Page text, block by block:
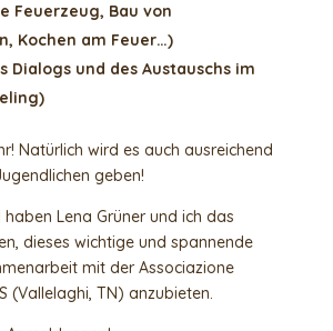
Feuerzeug, Bau von
Kochen am Feuer…)
Dialogs und des Austauschs im
Natürlich wird es auch ausreichend
geben!
Lena Grüner und ich das
dieses wichtige und spannende
mit der Associazione
(Vallelaghi, TN) anzubieten.